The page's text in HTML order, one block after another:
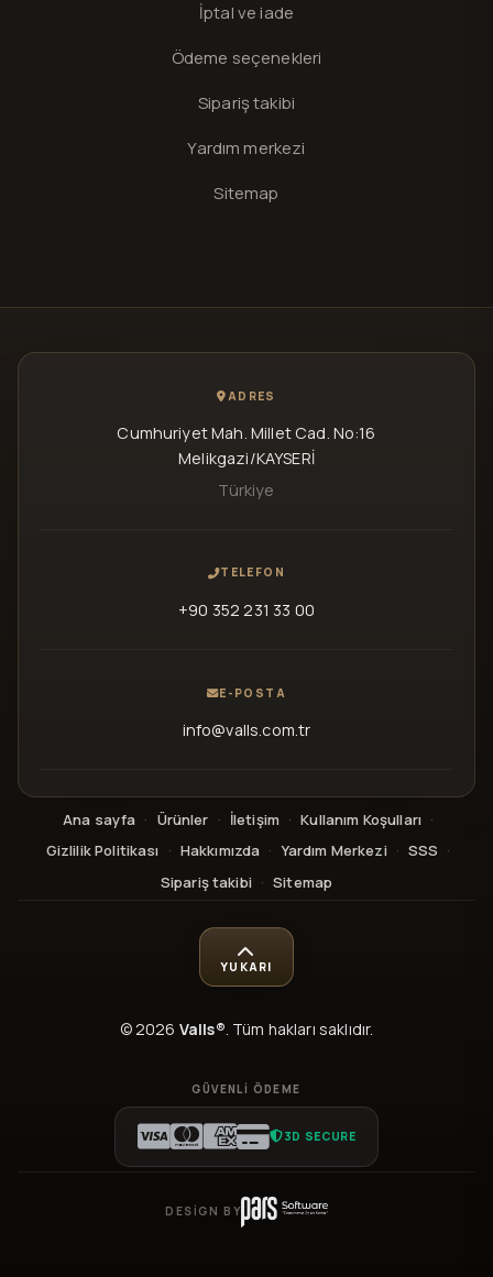
İptal ve iade
Ödeme seçenekleri
Sipariş takibi
Yardım merkezi
Sitemap
ADRES
Cumhuriyet Mah. Millet Cad. No:16
Melikgazi/KAYSERİ
Türkiye
TELEFON
+90 352 231 33 00
E-POSTA
info@valls.com.tr
Ana sayfa · Ürünler · İletişim · Kullanım Koşulları ·
Gizlilik Politikası
· Hakkımızda · Yardım Merkezi · SSS ·
Sipariş takibi · Sitemap
© 2026 Valls®. Tüm hakları saklıdır.
YUKARI
GÜVENLI ÖDEME
3D SECURE
DESIGN BY